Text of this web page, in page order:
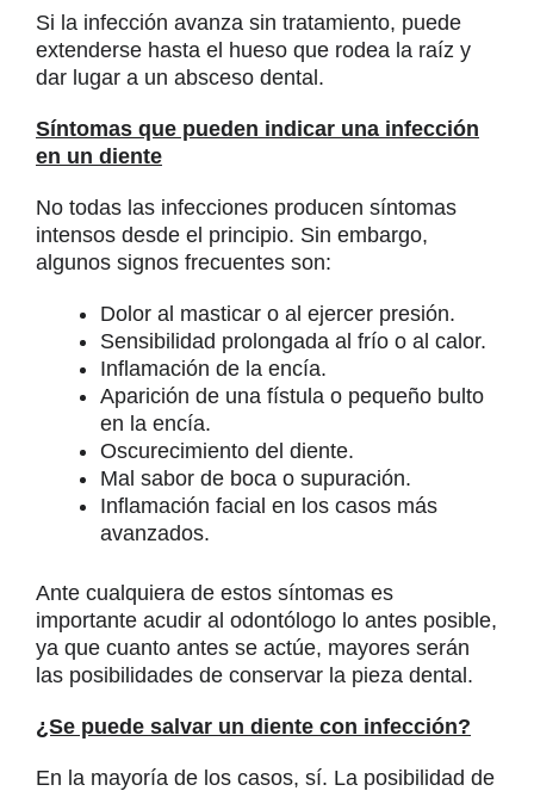
Si la infección avanza sin tratamiento, puede
extenderse hasta el hueso que rodea la raíz y
dar lugar a un absceso dental.
Síntomas que pueden indicar una infección
en un diente
No todas las infecciones producen síntomas
intensos desde el principio. Sin embargo,
algunos signos frecuentes son:
Dolor al masticar o al ejercer presión.
Sensibilidad prolongada al frío o al calor.
Inflamación de la encía.
Aparición de una fístula o pequeño bulto
en la encía.
Oscurecimiento del diente.
Mal sabor de boca o supuración.
Inflamación facial en los casos más
avanzados.
Ante cualquiera de estos síntomas es
importante acudir al odontólogo lo antes posible,
ya que cuanto antes se actúe, mayores serán
las posibilidades de conservar la pieza dental.
¿Se puede salvar un diente con infección?
En la mayoría de los casos, sí. La posibilidad de